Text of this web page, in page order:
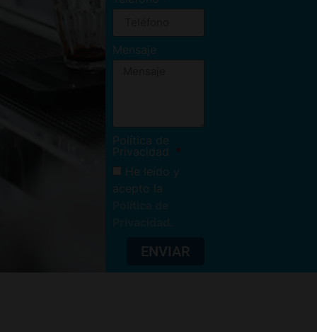
Mensaje
Política de
Privacidad
He leído y
acepto la
ENVIAR